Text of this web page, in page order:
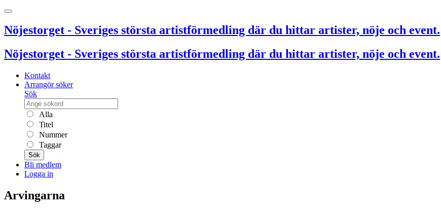
Nöjestorget - Sveriges största artistförmedling där du hittar artister, nöje och event.
Nöjestorget - Sveriges största artistförmedling där du hittar artister, nöje och event.
Kontakt
Arrangör söker
Sök
Alla
Titel
Nummer
Taggar
Sök
Bli medlem
Logga in
Arvingarna